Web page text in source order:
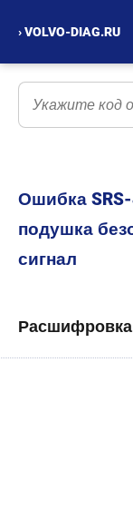
› VOLVO-DIAG.RU
Ошибка
подушка
сигнал